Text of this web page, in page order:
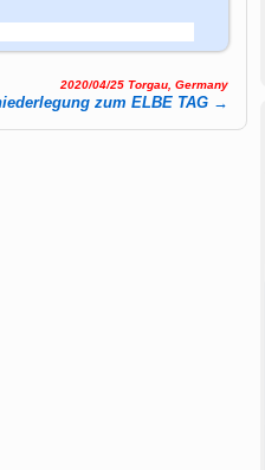
2020/04/25 Torgau, Germany
zum ELBE TAG →